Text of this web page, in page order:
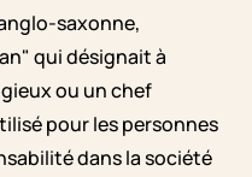
saxonne,
qui désignait à
ou un chef
pour les personnes
dans la société